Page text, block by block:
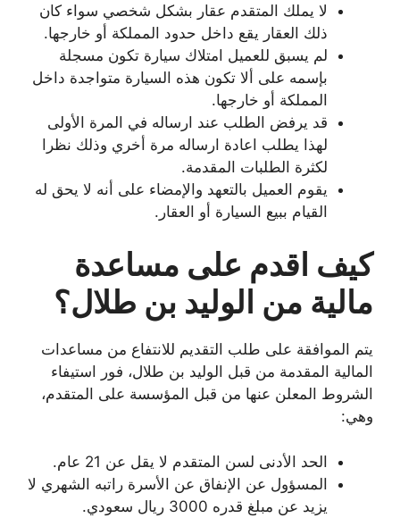
لا يملك المتقدم عقار بشكل شخصي سواء كان
ذلك العقار يقع داخل حدود المملكة أو خارجها.
لم يسبق للعميل امتلاك سيارة تكون مسجلة
بإسمه على ألا تكون هذه السيارة متواجدة داخل
المملكة أو خارجها.
قد يرفض الطلب عند ارساله في المرة الأولى
لهذا يطلب اعادة ارساله مرة أخري وذلك نظرا
لكثرة الطلبات المقدمة.
يقوم العميل بالتعهد والإمضاء على أنه لا يحق له
القيام ببيع السيارة أو العقار.
كيف اقدم على مساعدة
مالية من الوليد بن طلال؟
يتم الموافقة على طلب التقديم للانتفاع من مساعدات
المالية المقدمة من قبل الوليد بن طلال، فور استيفاء
الشروط المعلن عنها من قبل المؤسسة على المتقدم،
وهي:
الحد الأدنى لسن المتقدم لا يقل عن 21 عام.
المسؤول عن الإنفاق عن الأسرة راتبه الشهري لا
يزيد عن مبلغ قدره 3000 ريال سعودي.